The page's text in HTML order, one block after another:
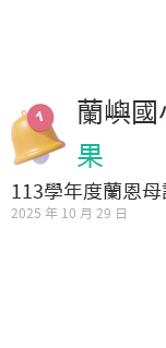
蘭嶼國
果
113學年度蘭恩
2025 年 10 月 29 日